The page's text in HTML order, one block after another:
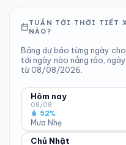
TUẦN TỚI THỜI TIẾT
NÀO?
Bảng dự báo từng ngày
tới ngày nào nắng ráo,
từ 08/08/2026.
Hôm nay
08/08
Mưa Nhẹ
52%
ĐỘ ẨM
Chủ Nhật